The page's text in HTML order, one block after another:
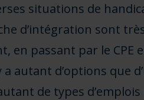
situations de
d’intégration sont
en passant par le
autant d’options que
de types